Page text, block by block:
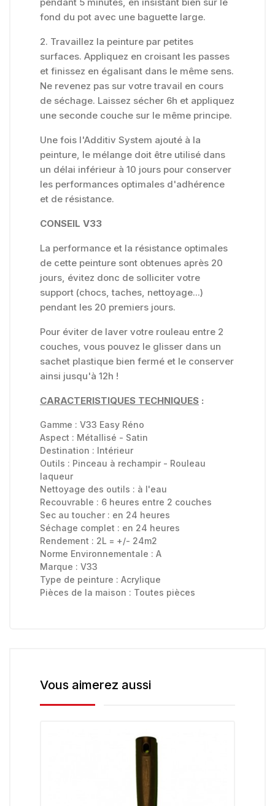
pendant 5 minutes, en insistant bien sur le
fond du pot avec une baguette large.
2. Travaillez la peinture par petites
surfaces. Appliquez en croisant les passes
et finissez en égalisant dans le même sens.
Ne revenez pas sur votre travail en cours
de séchage. Laissez sécher 6h et appliquez
une seconde couche sur le même principe.
Une fois l'Additiv System ajouté à la
peinture, le mélange doit être utilisé dans
un délai inférieur à 10 jours pour conserver
les performances optimales d'adhérence
et de résistance.
CONSEIL V33
La performance et la résistance optimales
de cette peinture sont obtenues après 20
jours, évitez donc de solliciter votre
support (chocs, taches, nettoyage...)
pendant les 20 premiers jours.
Pour éviter de laver votre rouleau entre 2
couches, vous pouvez le glisser dans un
sachet plastique bien fermé et le conserver
ainsi jusqu'à 12h !
CARACTERISTIQUES TECHNIQUES :
Gamme : V33 Easy Réno
Aspect : Métallisé - Satin
Destination : Intérieur
Outils : Pinceau à rechampir - Rouleau
laqueur
Nettoyage des outils : à l'eau
Recouvrable : 6 heures entre 2 couches
Sec au toucher : en 24 heures
Séchage complet : en 24 heures
Rendement : 2L = +/- 24m2
Norme Environnementale : A
Marque : V33
Type de peinture : Acrylique
Pièces de la maison : Toutes pièces
Vous aimerez aussi